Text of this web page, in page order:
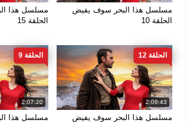
مسلسل هذا البحر سوف يفيض
الحلقة 10
مسلسل هذا
الحلقة 15
2:09:43
الحلقة 12
مسلسل هذا البحر سوف يفيض
2:07:20
الحلقة 9
مسلسل هذا